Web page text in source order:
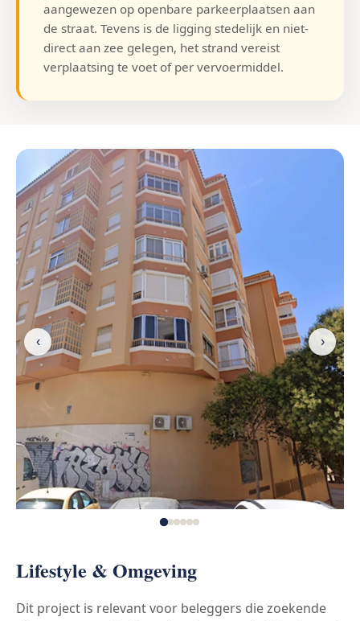
aangewezen op openbare parkeerplaatsen aan
de straat. Tevens is de ligging stedelijk en niet-
direct aan zee gelegen, het strand vereist
verplaatsing te voet of per vervoermiddel.
Lifestyle & Omgeving
Dit project is relevant voor beleggers die zoekende
‹ ›